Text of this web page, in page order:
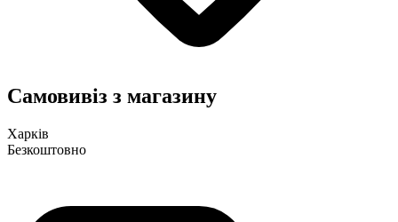
Самовивіз з магазину
Харків
Безкоштовно